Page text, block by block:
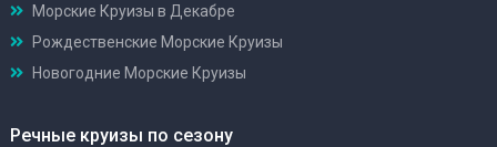
Морские Круизы в Декабре
Рождественские Морские Круизы
Новогодние Морские Круизы
Речные круизы по сезону